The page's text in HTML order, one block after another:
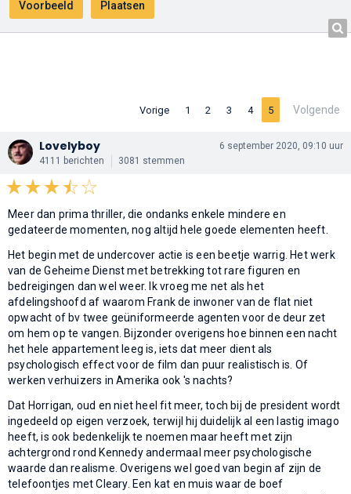
Vorige 1 2 3 4 5 Volgende
Lovelyboy
4111 berichten 3081 stemmen
6 september 2020, 09:10 uur
Meer dan prima thriller, die ondanks enkele mindere en
gedateerde momenten, nog altijd hele goede elementen heeft.
Het begin met de undercover actie is een beetje warrig. Het werk
van de Geheime Dienst met betrekking tot rare figuren en
bedreigingen dan wel weer. Ik vroeg me net als het
afdelingshoofd af waarom Frank de inwoner van de flat niet
opwacht of bv twee geüniformeerde agenten voor de deur zet
om hem op te vangen. Bijzonder overigens hoe binnen een nacht
het hele appartement leeg is, iets dat meer dient als
psychologisch effect voor de film dan puur realistisch is. Of
werken verhuizers in Amerika ook 's nachts?
Dat Horrigan, oud en niet heel fit meer, toch bij de president wordt
ingedeeld op eigen verzoek, terwijl hij duidelijk al een lastig imago
heeft, is ook bedenkelijk te noemen maar heeft met zijn
achtergrond rond Kennedy andermaal meer psychologische
waarde dan realisme. Overigens wel goed van begin af zijn de
telefoontjes met Cleary. Een kat en muis waar de boef